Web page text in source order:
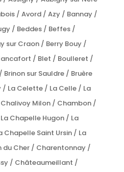
/ Avord / Azy / Bannay /
/ Beddes / Beffes /
sur Craon / Berry Bouy /
/ Blet / Boulleret /
sur Sauldre / Bruère
La Celette / La Celle / La
Milon / Chambon /
Chapelle Hugon / La
Saint Ursin / La
Cher / Charentonnay /
/ Châteaumeillant /